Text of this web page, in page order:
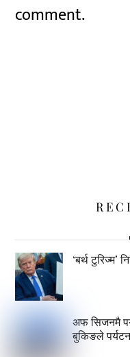
comment.
‘बर्थ टुरिज्म’
अफ सिजनमै
बुकिङले